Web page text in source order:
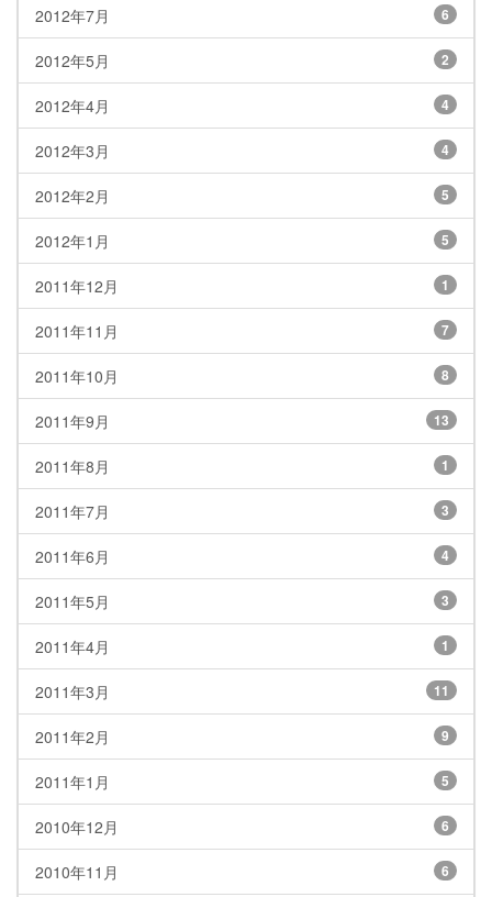
2012年7月 6
2012年5月 2
2012年4月 4
2012年3月 4
2012年2月 5
2012年1月 5
2011年12月 1
2011年11月 7
2011年10月 8
2011年9月 13
2011年8月 1
2011年7月 3
2011年6月 4
2011年5月 3
2011年4月 1
2011年3月 11
2011年2月 9
2011年1月 5
2010年12月 6
2010年11月 6